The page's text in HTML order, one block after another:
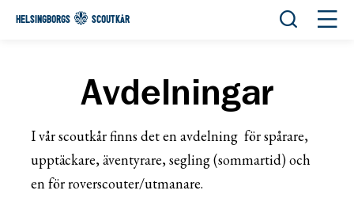
HELSINGBORGS SCOUTKÅR Öppna
Avdelningar
I vår scoutkår finns det en avdelning för spårare,
upptäckare, äventyrare, segling (sommartid) och
en för roverscouter/utmanare.